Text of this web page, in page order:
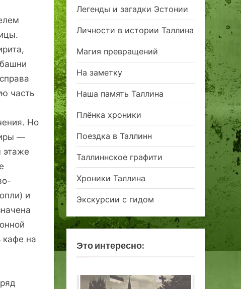
часть
Но
—
этаже
и
кафе на
Легенды и загадки Эстонии
Личности в истории Таллина
Магия превращений
На заметку
Наша память Таллина
Плёнка хроники
Поездка в Таллинн
Таллиннское графити
Хроники Таллина
Экскурсии с гидом
Это интересно: